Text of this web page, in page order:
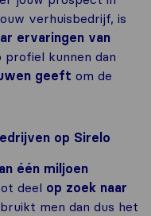
verhuisbedrijf, is
ervaringen van
profiel kunnen dan
geeft om de
op Sirelo
één miljoen
deel op zoek naar
men dan dus het